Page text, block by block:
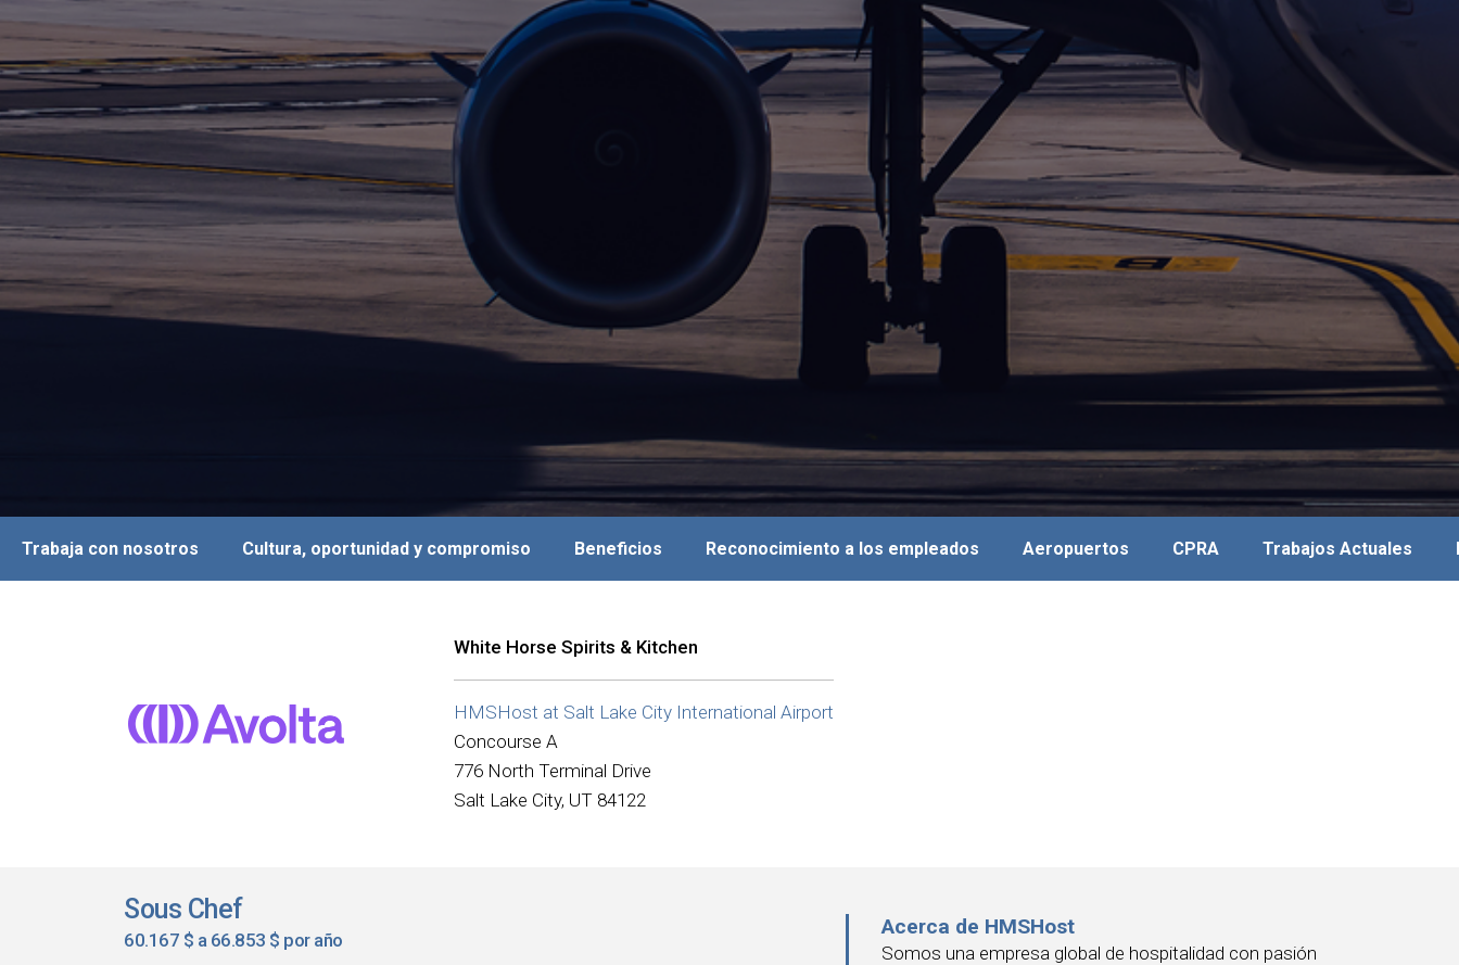
Trabaja con nosotros Cultura, oportunidad y compromiso Beneficios Reconocimiento a los empleados Aeropuertos CPRA Trabajos Actuales
White Horse Spirits & Kitchen
HMSHost at Salt Lake City International Airport
Concourse A
776 North Terminal Drive
Salt Lake City, UT 84122
Sous Chef
60.167 $ a 66.853 $ por año
Acerca de HMSHost
Somos una empresa global de hospitalidad con pasión